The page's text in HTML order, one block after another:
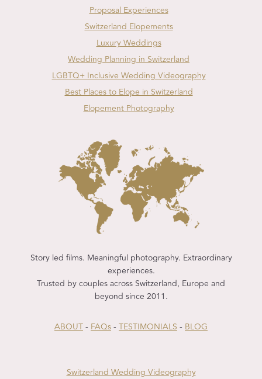
Proposal Experiences
Switzerland Elopements
Luxury Weddings
Wedding Planning in Switzerland
LGBTQ+ Inclusive Wedding Videography
Best Places to Elope in Switzerland
Elopement Photography
Story led films. Meaningful photography. Extraordinary
experiences.
Trusted by couples across Switzerland, Europe and
beyond since 2011.
ABOUT- FAQs- TESTIMONIALS - BLOG
Switzerland Wedding Videography